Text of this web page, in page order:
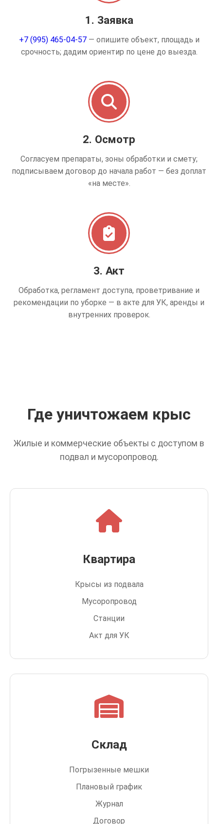
1. Заявка
+7 (995) 465-04-57— опишите объект, площадь и
срочность; дадим ориентир по цене до выезда.
2. Осмотр
Согласуем препараты, зоны обработки и смету;
подписываем договор до начала работ — без доплат
«на месте».
3. Акт
Обработка, регламент доступа, проветривание и
рекомендации по уборке — в акте для УК, аренды и
внутренних проверок.
Где уничтожаем крыс
Жилые и коммерческие объекты с доступом в
подвал и мусоропровод.
Квартира
Крысы из подвала
Мусоропровод
Станции
Акт для УК
Склад
Погрызенные мешки
Плановый график
Журнал
Договор